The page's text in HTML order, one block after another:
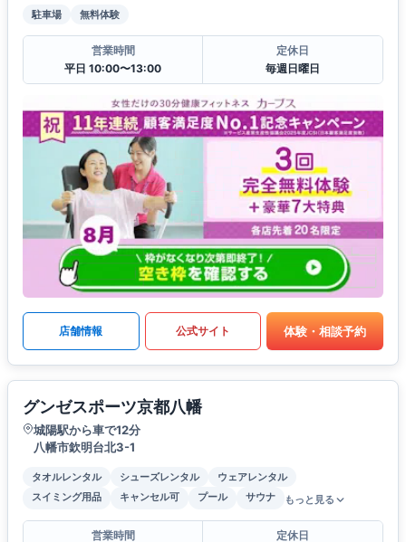
駐車場 無料体験
営業時間
平日 10:00〜13:00
定休日
毎週日曜日
店舗情報 公式サイト 体験・相談予約
グンゼスポーツ京都八幡
城陽駅から車で12分
八幡市欽明台北3-1
タオルレンタル シューズレンタル
ウェアレンタル
スイミング用品
キャンセル可 プール サウナ もっと見る
営業時間 定休日